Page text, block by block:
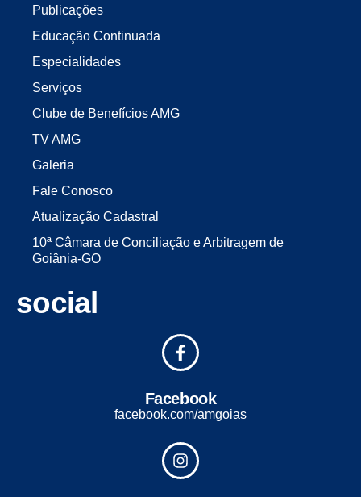
Publicações
Educação Continuada
Especialidades
Serviços
Clube de Benefícios AMG
TV AMG
Galeria
Fale Conosco
Atualização Cadastral
10ª Câmara de Conciliação e Arbitragem de
Goiânia-GO
social
Facebook
facebook.com/amgoias